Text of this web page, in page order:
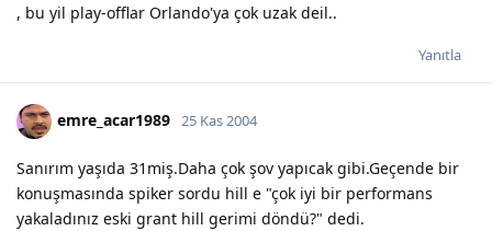
, bu yil play-offlar Orlando'ya çok uzak deil..
Yanıtla
emre_acar1989 25 Kas 2004
Sanırım yaşıda 31miş.Daha çok şov yapıcak gibi.Geçende bir
konuşmasında spiker sordu hill e "çok iyi bir performans
yakaladınız eski grant hill gerimi döndü?" dedi.